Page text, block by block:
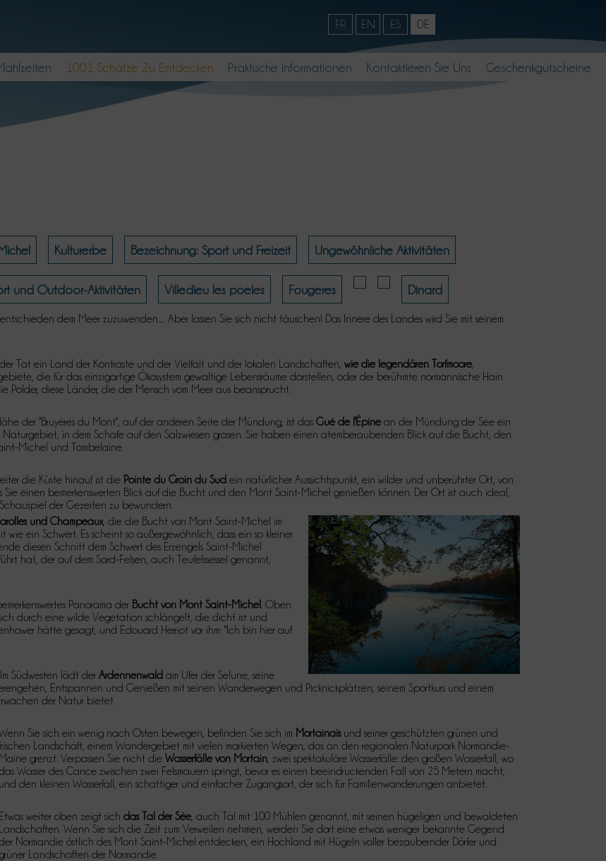
FR EN ES DE
1001 Schätze Zu Entdecken Praktische Informationen Kontaktieren Sie Uns Geschenkgutscheine
Kulturerbe Bezeichnung: Sport und Freizeit Ungewöhnliche Aktivitäten
und Outdoor-Aktivitäten Villedieu les poeles Fougeres Dinard
dem Meer zuzuwenden..... Aber lassen Sie sich nicht täuschen! Das Innere des Landes wird Sie mit seinem
der Tat ein Land der Kontraste und der Vielfalt und der lokalen Landschaften, wie die legendären Torfmoore
die für das einzigartige Ökosystem gewaltige Lebensräume darstellen, oder der berühmte normannische Hain
Polder, diese Länder, die der Mensch vom Meer aus beansprucht.
der "Bruyères du Mont", auf der anderen Seite der Mündung, ist das Gué de l'Épine an der Mündung der Sée ein
Naturgebiet, in dem Schafe auf den Salzwiesen grasen. Sie haben einen atemberaubenden Blick auf die Bucht, den
Michel und Tombelaine.
die Küste hinauf ist die Pointe du Groin du Sud ein natürlicher Aussichtspunkt, ein wilder und unberührter Ort, von
Sie einen bemerkenswerten Blick auf die Bucht und den Mont Saint-Michel genießen können. Der Ort ist auch ideal,
der Gezeiten zu bewundern.
und Champeaux, die die Bucht von Mont Saint-Michel im
ein Schwert. Es scheint so außergewöhnlich, dass ein so kleiner
diesen Schnitt dem Schwert des Erzengels Saint-Michel
hat, der auf dem Sard-Felsen, auch Teufelssessel genannt,
Panorama der Bucht von Mont Saint-Michel . Oben
durch eine wilde Vegetation schlängelt, die dicht ist und
hätte gesagt, und Edouard Herriot vor ihm: "Ich bin hier auf
Südwesten lädt der Ardennenwald am Ufer der Selune, seine
Entspannen und Genießen mit seinen Wanderwegen und Picknickplätzen, seinem Sportkurs und einem
der Natur bietet.
Sie sich ein wenig nach Osten bewegen, befinden Sie sich im Mortainais und seiner geschützten grünen und
Landschaft, einem Wandergebiet mit vielen markierten Wegen, das an den regionalen Naturpark Normandie-
Maine grenzt. Verpassen Sie nicht die Wasserfälle von Mortain , zwei spektakuläre Wasserfälle: den großen Wasserfall, wo
Wasser des Cance zwischen zwei Felsmauern springt, bevor es einen beeindruckenden Fall von 25 Metern macht,
und den kleinen Wasserfall, ein schattiger und einfacher Zugangsort, der sich für Familienwanderungen anbietet.
Etwas weiter oben zeigt sich das Tal der Sée , auch Tal mit 100 Mühlen genannt, mit seinen hügeligen und bewaldeten
Landschaften. Wenn Sie sich die Zeit zum Verweilen nehmen, werden Sie dort eine etwas weniger bekannte Gegend
Normandie östlich des Mont Saint-Michel entdecken, ein Hochland mit Hügeln voller bezaubernder Dörfer und
Landschaften der Normandie.